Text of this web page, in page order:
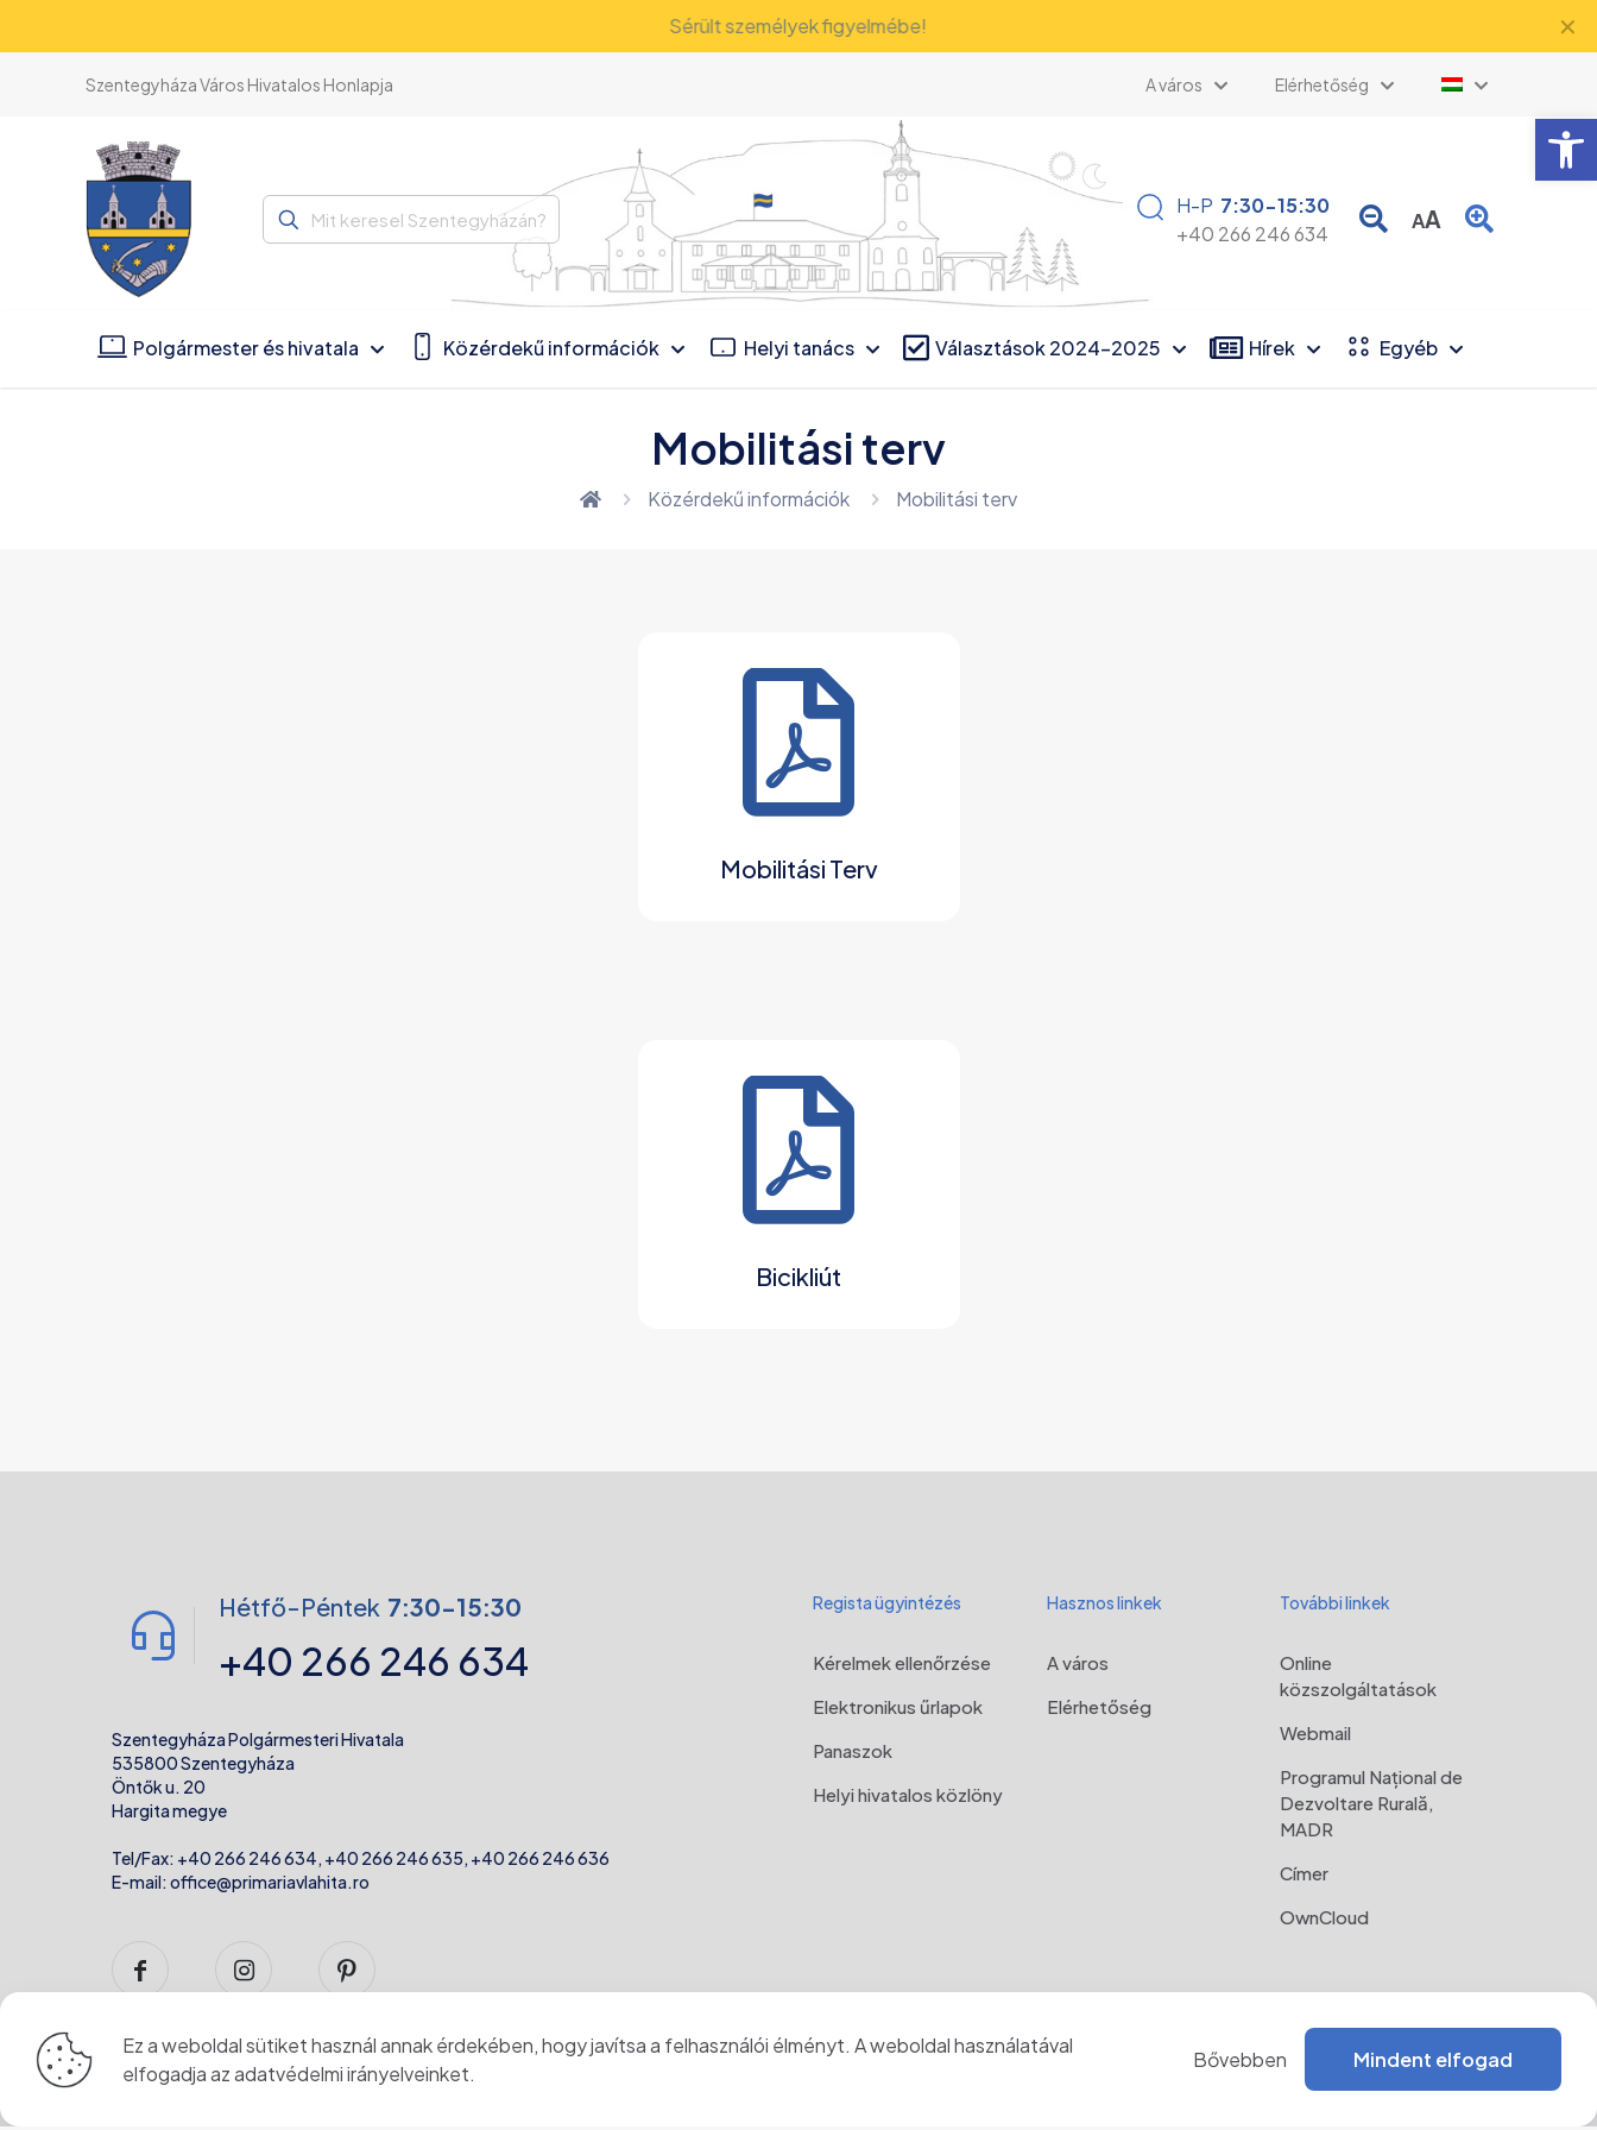
Sérült személyek figyelmébe! ✕
Szentegyháza Város Hivatalos Honlapja A város Elérhetőség
Mit
keresel
H-P 7:30-15:30
+40 266 246 634
AA
Polgármester és hivatala Közérdekű információk Helyi tanács Választások 2024-2025 Hírek Egyéb
Mobilitási terv
Közérdekű információk Mobilitási terv
Mobilitási Terv
Bicikliút
Hétfő-Péntek 7:30-15:30
+40 266 246 634
Szentegyháza Polgármesteri Hivatala
535800 Szentegyháza
Öntők u. 20
Hargita megye
Tel/Fax: +40 266 246 634, +40 266 246 635, +40 266 246 636
E-mail: office@primariavlahita.ro
Regista ügyintézés
Kérelmek ellenőrzése
Elektronikus űrlapok
Panaszok
Helyi hivatalos közlöny
Hasznos linkek
A város
Elérhetőség
További linkek
Online
közszolgáltatások
Webmail
Programul Național de
Dezvoltare Rurală,
MADR
Címer
OwnCloud
Ez a weboldal sütiket használ annak érdekében, hogy javítsa a felhasználói élményt. A weboldal használatával
elfogadja azadatvédelmi irányelveinket.
Bővebben Mindent elfogad